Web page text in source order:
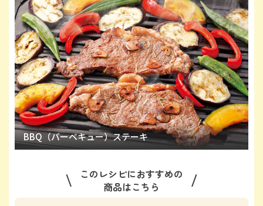
BBQ（バーベキュー）ステーキ
このレシピにおすすめの
商品はこちら